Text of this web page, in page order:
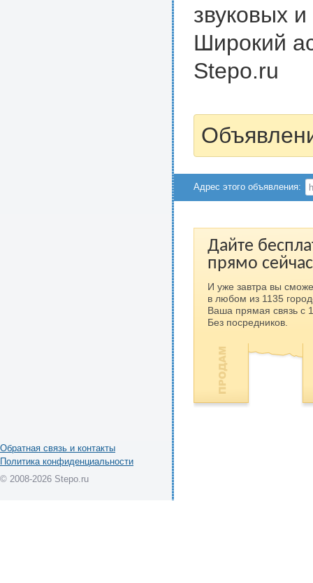
звуковых
Широкий
Stepo.ru
Адрес этого объявления:
Дайте
прямо
И уже завтра вы
в любом из 1135
Ваша прямая связь с
Без посредников.
Обратная связь и контакты
Политика конфиденциальности
© 2008-2026 Stepo.ru